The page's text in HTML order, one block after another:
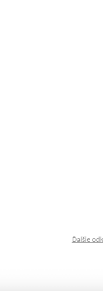
Ďalšie